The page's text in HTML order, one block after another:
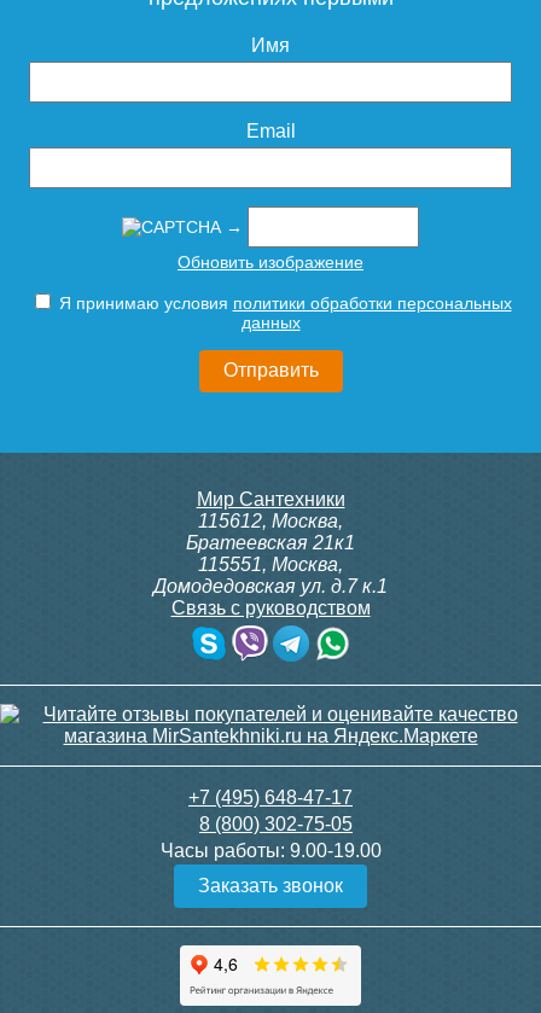
Имя
Email
→
Обновить изображение
Я принимаю условия политики обработки персональных
данных
Мир Сантехники
115612, Москва,
Братеевская 21к1
115551, Москва,
Домодедовская ул. д.7 к.1
Связь с руководством
+7 (495) 648-47-17
8 (800) 302-75-05
Часы работы: 9.00-19.00
Заказать звонок